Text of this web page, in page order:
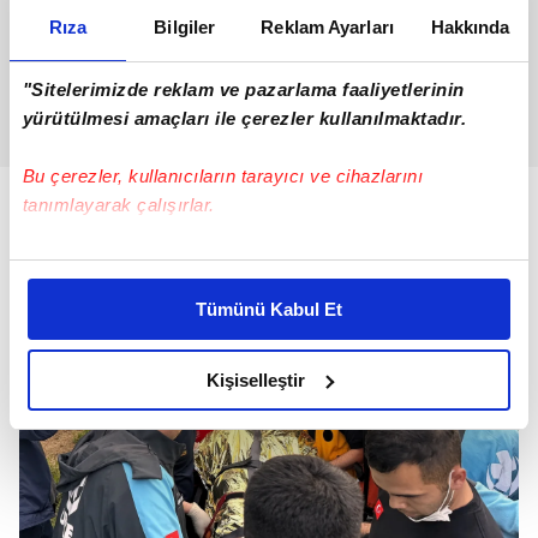
Rıza Bilgiler Reklam Ayarları Hakkında
"Sitelerimizde reklam ve pazarlama faaliyetlerinin
yürütülmesi amaçları ile çerezler kullanılmaktadır.
Bu çerezler, kullanıcıların tarayıcı ve cihazlarını
tanımlayarak çalışırlar.
Bu çerezlere izin vermeniz halinde sizlere özel
daha iyi reklam deneyimi yaşatabiliriz. Bunu yaparken
amacımızın size daha iyi bir reklam deneyimi sunmak
olduğunu ve sizlere en iyi içerikleri sunabilmek adına
elimizden gelen çabayı gösterdiğimizi ve bu noktada,
reklamların maliyetlerimizi karşılamak noktasında tek gelir
kalemimiz olduğunu sizlere hatırlatmak isteriz.
Her halükârda, kullanıcılar, bu çerezlere izin vermedikleri
Tümünü Kabul Et
Kişiselleştir